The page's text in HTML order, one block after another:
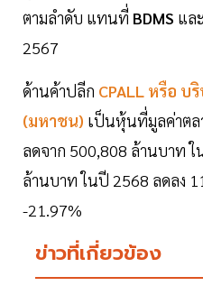
ตามลำดับ แทนที่ BDMS และ
2567
ด้านค้าปลีก CPALL หรือ บ
(มหาชน) เป็นหุ้นที่มูลค่าตล
ลดจาก 500,808 ล้านบาท
ล้านบาท ในปี 2568 ลดลง
-21.97%
ข่าวที่เกี่ยวข้อง